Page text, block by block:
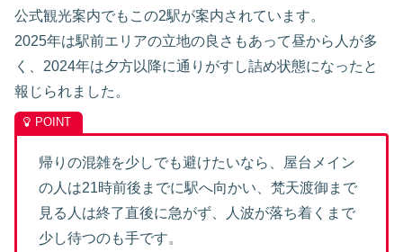
公式観光案内でもこの2駅が案内されています。
2025年は駅前エリアの立地の良さもあって昼から人が多
く、2024年は夕方以降に通りがすし詰め状態になったと
報じられました。
帰りの混雑を少しでも避けたいなら、屋台メイン
の人は21時前後までに駅へ向かい、梵天渡御まで
見る人は終了直後に急がず、人波が落ち着くまで
少し待つのも手です。